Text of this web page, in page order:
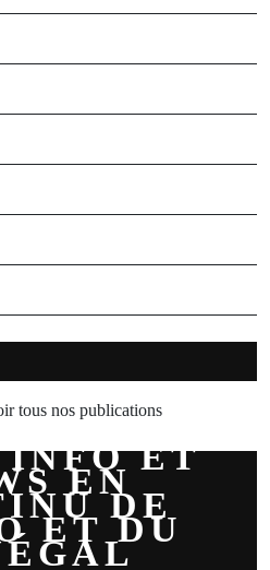
tous nos publications
ET
EN
DE
ET DU